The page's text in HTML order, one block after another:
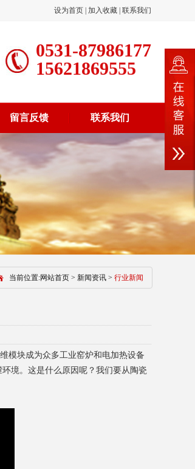
设为首页 加入收藏 联系我们
0531-87986177
15621869555
留言反馈 联系我们
当前位置:网站首页 > 新闻资讯 > 行业新闻
模块成为众多工业窑炉和电加热设备
境。 这是什么原因呢？我们要从陶瓷